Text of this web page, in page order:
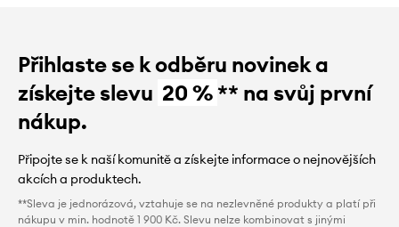
Přihlaste se k odběru novinek a
získejte slevu 20 %** na svůj první
nákup.
Připojte se k naší komunitě a získejte informace o nejnovějších
akcích a produktech.
**Sleva je jednorázová, vztahuje se na nezlevněné produkty a platí při
nákupu v min. hodnotě 1 900 Kč. Slevu nelze kombinovat s jinými